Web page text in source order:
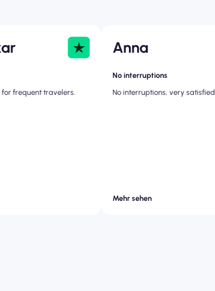
frequent travelers.
Anna
No interruptions
No interruptions, very satisfied
Mehr sehen